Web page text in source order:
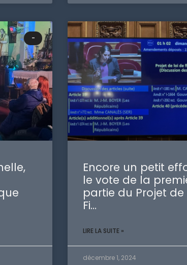
-
Encore un petit
le vote de la
partie du Projet de
Fi…
LIRE LA SUITE »
décembre 1, 2024